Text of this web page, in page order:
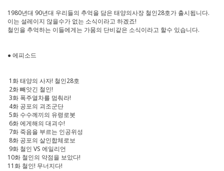
1980년대 90년대 우리들의 추억을 담은 태양의사장 철인28호가 출시됩니다.
이는 설레이지 않을수가 없는 소식이라고 하겠죠!
철인을 추억하는 이들에게는 가뭄의 단비같은 소식이라고 할수 있습니다.
● 에피소드
1화 태양의 사자! 철인28호
2화 빼앗긴 철인!
3화 폭주열차를 멈춰라!
4화 공포의 괴조군단
5화 수수께끼의 유령로봇
6화 에게해의 대괴수!
7화 죽음을 부르는 인공위성
8화 공포의 살인합체로보
9화 철인 VS 에일리언
10화 철인의 약점을 보았다!
11화 철인! 무너지다!